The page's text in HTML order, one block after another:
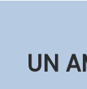
UN